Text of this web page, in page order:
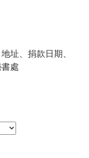
址、捐款日期、
處